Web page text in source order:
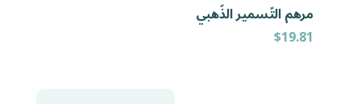
مرهم التّسمير الذّهبي
$19.81